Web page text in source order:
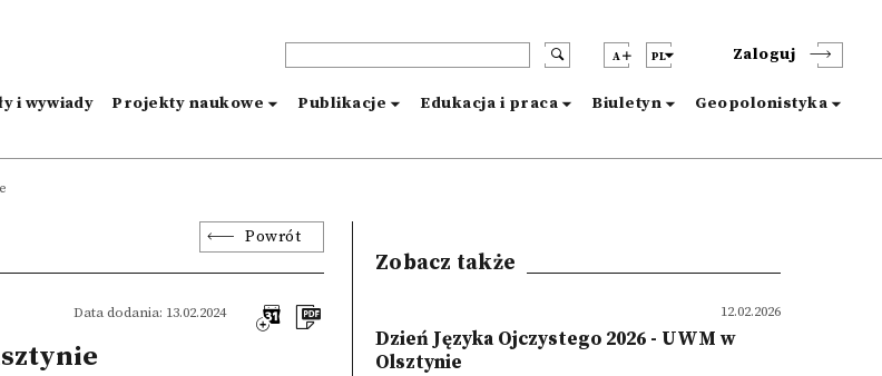
A PL Zaloguj
i wywiady Projekty naukowe Publikacje Edukacja i praca Biuletyn Geopolonistyka
Powrót
Data dodania: 13.02.2024
Zobacz także
12.02.2026
Dzień Języka Ojczystego 2026 - UWM w
Olsztynie